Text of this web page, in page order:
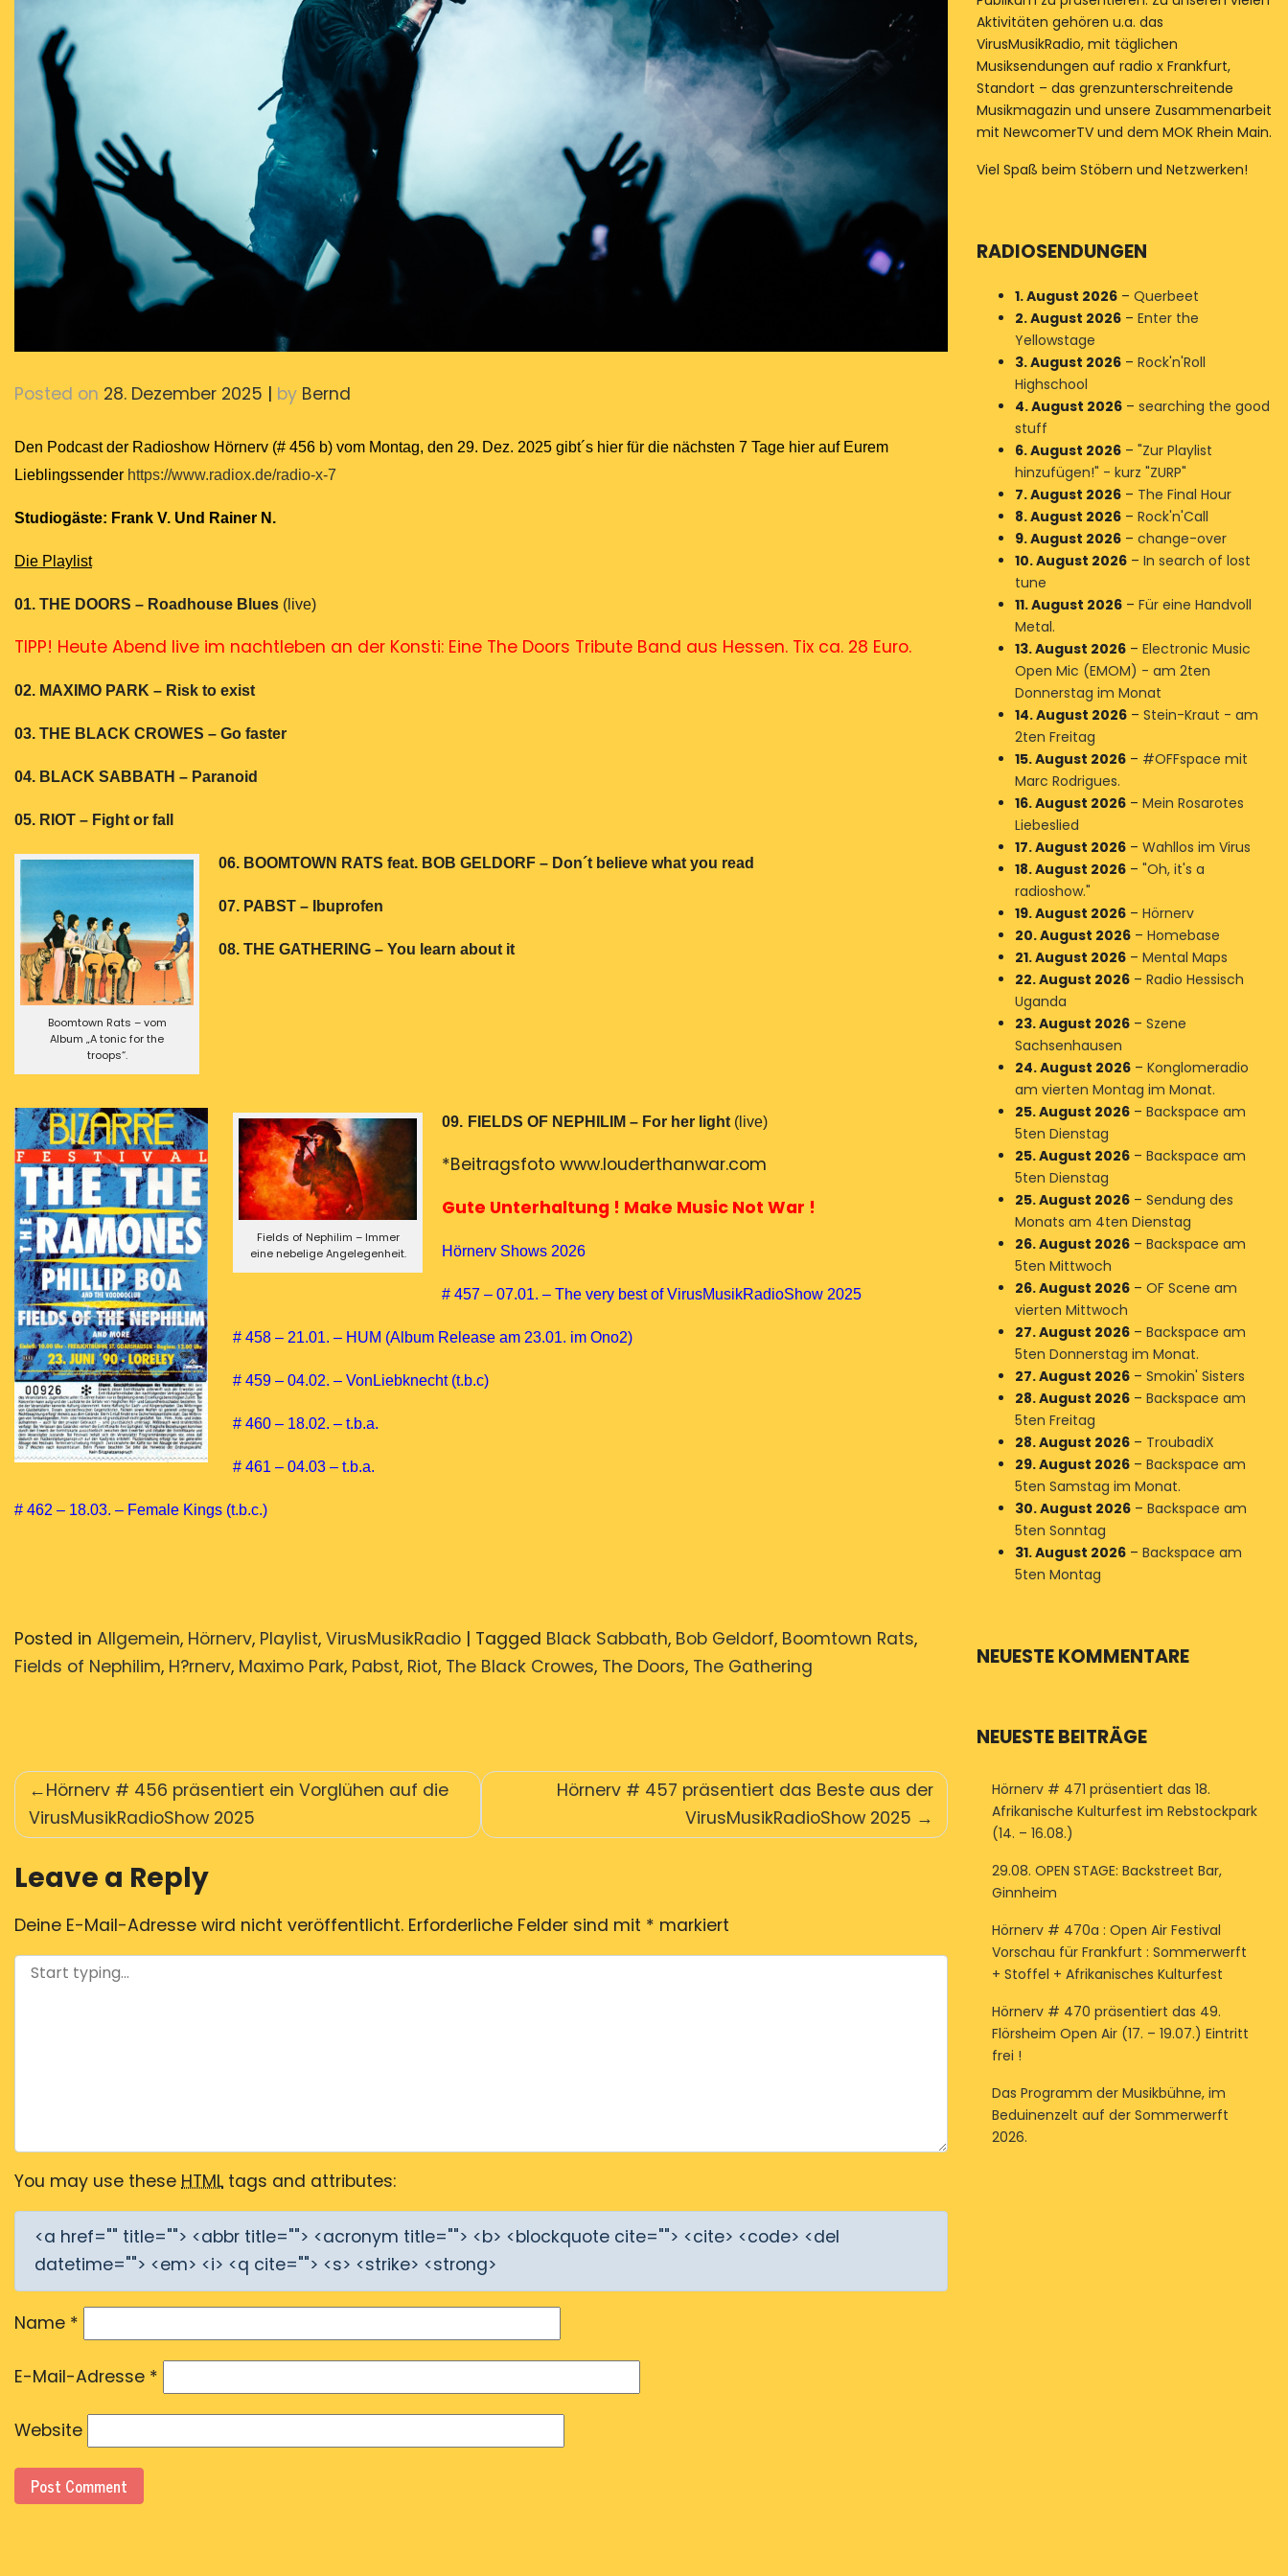
Posted on 28. Dezember 2025 | by Bernd
Den Podcast der Radioshow Hörnerv (# 456 b) vom Montag, den 29. Dez. 2025 gibt´s hier für die nächsten 7 Tage hier auf Eurem
Lieblingssender https://www.radiox.de/radio-x-7
Studiogäste: Frank V. Und Rainer N.
Die Playlist
01. THE DOORS – Roadhouse Blues (live)
TIPP! Heute Abend live im nachtleben an der Konsti: Eine The Doors Tribute Band aus Hessen. Tix ca. 28 Euro.
02. MAXIMO PARK – Risk to exist
03. THE BLACK CROWES – Go faster
04. BLACK SABBATH – Paranoid
05. RIOT – Fight or fall
Boomtown Rats – vom
Album „A tonic for the
troops“.
06. BOOMTOWN RATS feat. BOB GELDORF – Don´t believe what you read
07. PABST – Ibuprofen
08. THE GATHERING – You learn about it
Fields of Nephilim – Immer
eine nebelige Angelegenheit.
09. FIELDS OF NEPHILIM – For her light (live)
*Beitragsfoto www.louderthanwar.com
Gute Unterhaltung ! Make Music Not War !
Hörnerv Shows 2026
# 457 – 07.01. – The very best of VirusMusikRadioShow 2025
# 458 – 21.01. – HUM (Album Release am 23.01. im Ono2)
# 459 – 04.02. – VonLiebknecht (t.b.c)
# 460 – 18.02. – t.b.a.
# 461 – 04.03 – t.b.a.
# 462 – 18.03. – Female Kings (t.b.c.)
Posted in Allgemein, Hörnerv, Playlist, VirusMusikRadio | Tagged Black Sabbath, Bob Geldorf, Boomtown Rats,
Fields of Nephilim, H?rnerv, Maximo Park, Pabst, Riot, The Black Crowes, The Doors, The Gathering
Beitragsnavigation
Hörnerv # 456 präsentiert ein Vorglühen auf die
VirusMusikRadioShow 2025
Hörnerv # 457 präsentiert das Beste aus der
VirusMusikRadioShow 2025
Leave a Reply
Deine E-Mail-Adresse wird nicht veröffentlicht. Erforderliche Felder sind mit * markiert
You may use these HTML tags and attributes:
<a href="" title=""> <abbr title=""> <acronym title=""> <b> <blockquote cite=""> <cite> <code> <del
datetime=""> <em> <i> <q cite=""> <s> <strike> <strong>
Name *
E-Mail-Adresse *
Website
Aktivitäten gehören u.a. das
VirusMusikRadio, mit täglichen
Musiksendungen auf radio x Frankfurt,
Standort – das grenzunterschreitende
Musikmagazin und unsere Zusammenarbeit
mit NewcomerTV und dem MOK Rhein Main.
Viel Spaß beim Stöbern und Netzwerken!
RADIOSENDUNGEN
1. August 2026– Querbeet
2. August 2026– Enter the
Yellowstage
3. August 2026– Rock'n'Roll
Highschool
4. August 2026– searching the good
stuff
6. August 2026– "Zur Playlist
hinzufügen!" - kurz "ZURP"
7. August 2026– The Final Hour
8. August 2026– Rock'n'Call
9. August 2026– change-over
10. August 2026– In search of lost
tune
11. August 2026– Für eine Handvoll
Metal.
13. August 2026– Electronic Music
Open Mic (EMOM) - am 2ten
Donnerstag im Monat
14. August 2026– Stein-Kraut - am
2ten Freitag
15. August 2026– #OFFspace mit
Marc Rodrigues.
16. August 2026– Mein Rosarotes
Liebeslied
17. August 2026– Wahllos im Virus
18. August 2026– "Oh, it's a
radioshow."
19. August 2026– Hörnerv
20. August 2026– Homebase
21. August 2026– Mental Maps
22. August 2026– Radio Hessisch
Uganda
23. August 2026– Szene
Sachsenhausen
24. August 2026– Konglomeradio
am vierten Montag im Monat.
25. August 2026– Backspace am
5ten Dienstag
25. August 2026– Backspace am
5ten Dienstag
25. August 2026– Sendung des
Monats am 4ten Dienstag
26. August 2026– Backspace am
5ten Mittwoch
26. August 2026– OF Scene am
vierten Mittwoch
27. August 2026– Backspace am
5ten Donnerstag im Monat.
27. August 2026– Smokin' Sisters
28. August 2026– Backspace am
5ten Freitag
28. August 2026– TroubadiX
29. August 2026– Backspace am
5ten Samstag im Monat.
30. August 2026– Backspace am
5ten Sonntag
31. August 2026– Backspace am
5ten Montag
NEUESTE KOMMENTARE
NEUESTE BEITRÄGE
Hörnerv # 471 präsentiert das 18.
Afrikanische Kulturfest im Rebstockpark
(14. – 16.08.)
29.08. OPEN STAGE: Backstreet Bar,
Ginnheim
Hörnerv # 470a : Open Air Festival
Vorschau für Frankfurt : Sommerwerft
+ Stoffel + Afrikanisches Kulturfest
Hörnerv # 470 präsentiert das 49.
Flörsheim Open Air (17. – 19.07.) Eintritt
frei !
Das Programm der Musikbühne, im
Beduinenzelt auf der Sommerwerft
2026.